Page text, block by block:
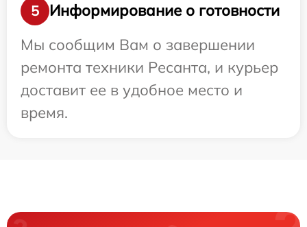
5
Информирование о готовности
Мы сообщим Вам о завершении
ремонта техники Ресанта, и курьер
доставит ее в удобное место и
время.